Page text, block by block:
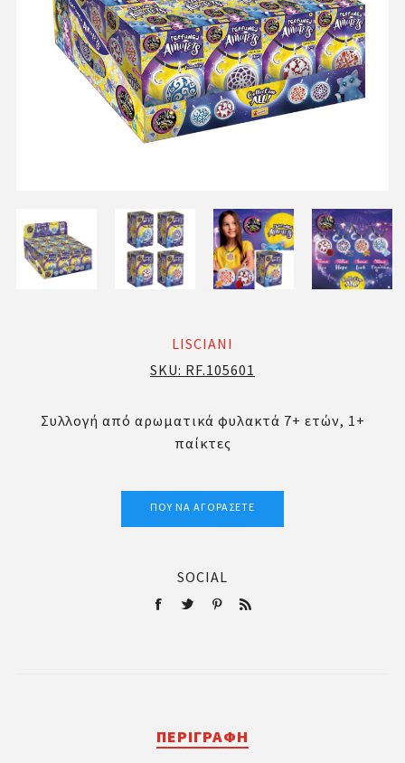
LISCIANI
SKU: RF.105601
Συλλογή από αρωματικά φυλακτά 7+ ετών, 1+
παίκτες
ΠΟΎ ΝΑ ΑΓΟΡΆΣΕΤΕ
SOCIAL
ΠΕΡΙΓΡΑΦΉ